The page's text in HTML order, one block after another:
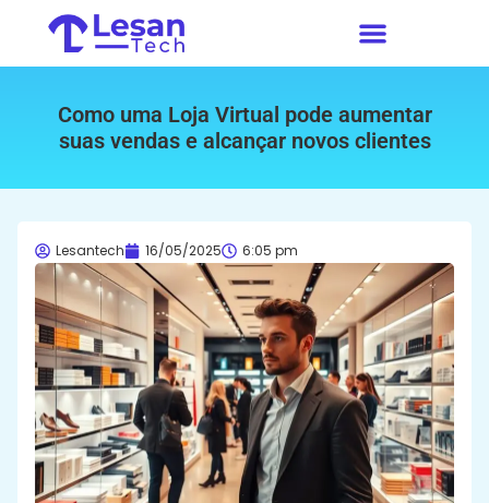
Como uma Loja Virtual pode aumentar
suas vendas e alcançar novos clientes
Lesantech 16/05/2025 6:05 pm